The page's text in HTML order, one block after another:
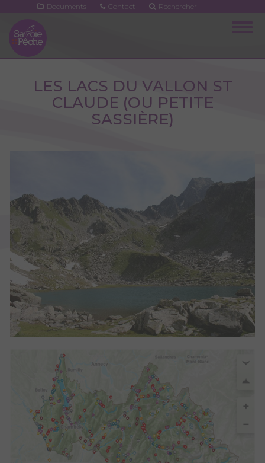
contenu
principal
Documents Contact Rechercher
LES LACS DU VALLON ST
CLAUDE (OU PETITE
SASSIÈRE)